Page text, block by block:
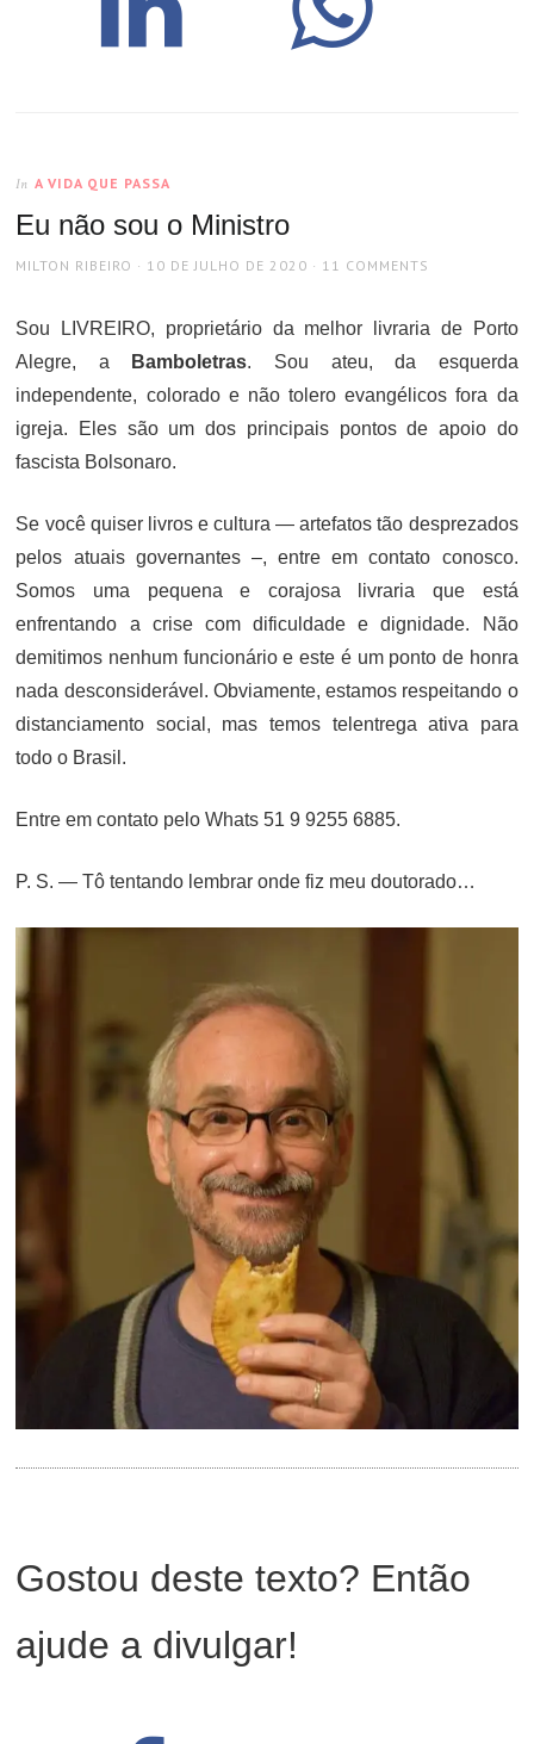
In A VIDA QUE PASSA
Eu não sou o Ministro
AUTHOR
MILTON RIBEIRO
POSTED
10 DE JULHO DE 2020 11 COMMENTS
Sou LIVREIRO, proprietário da melhor livraria de Porto
Alegre, a
Bamboletras. Sou ateu, da esquerda
independente, colorado e não tolero evangélicos fora da
igreja. Eles são um dos principais pontos de apoio do
fascista Bolsonaro.
Se você quiser livros e cultura — artefatos tão desprezados
pelos atuais governantes –, entre em contato conosco.
Somos uma pequena e corajosa livraria que está
enfrentando a crise com dificuldade e dignidade. Não
demitimos nenhum funcionário e este é um ponto de honra
nada desconsiderável. Obviamente, estamos respeitando o
distanciamento social, mas temos telentrega ativa para
todo o Brasil.
Entre em contato pelo Whats 51 9 9255 6885.
P. S. — Tô tentando lembrar onde fiz meu doutorado…
Gostou deste texto? Então
ajude a divulgar!